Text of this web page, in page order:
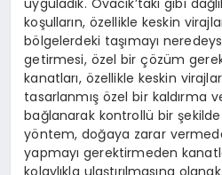
uyguladık. Ovacık’taki gibi
koşulların, özellikle keskin
bölgelerdeki taşımayı
getirmesi, özel bir çözüm
kanatları, özellikle keskin
tasarlanmış özel bir kaldırma
bağlanarak kontrollü bir şekilde
yöntem, doğaya zarar
yapmayı gerektirmeden